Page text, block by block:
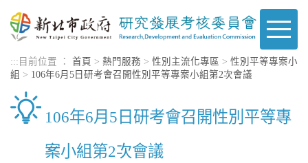
Toggle
::: 目前位置 ： 首頁 > 熱門服務 > 性別主流化專區 > 性別平等專案小
組 > 106年6月5日研考會召開性別平等專案小組第2次會議
106年6月5日研考會召開性別平等專
案小組第2次會議